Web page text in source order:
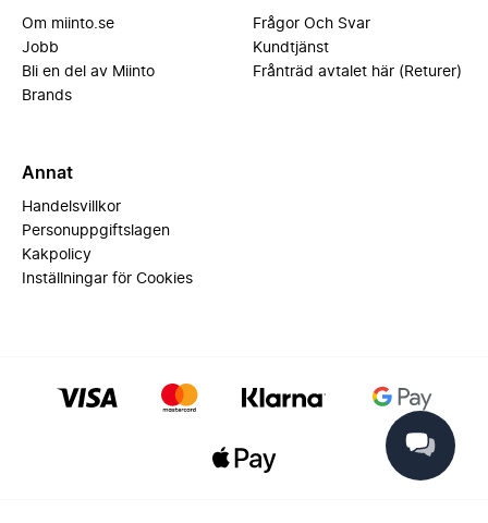
Om miinto.se
Jobb
Bli en del av Miinto
Brands
Frågor Och Svar
Kundtjänst
Frånträd avtalet här (Returer)
Annat
Handelsvillkor
Personuppgiftslagen
Kakpolicy
Inställningar för Cookies